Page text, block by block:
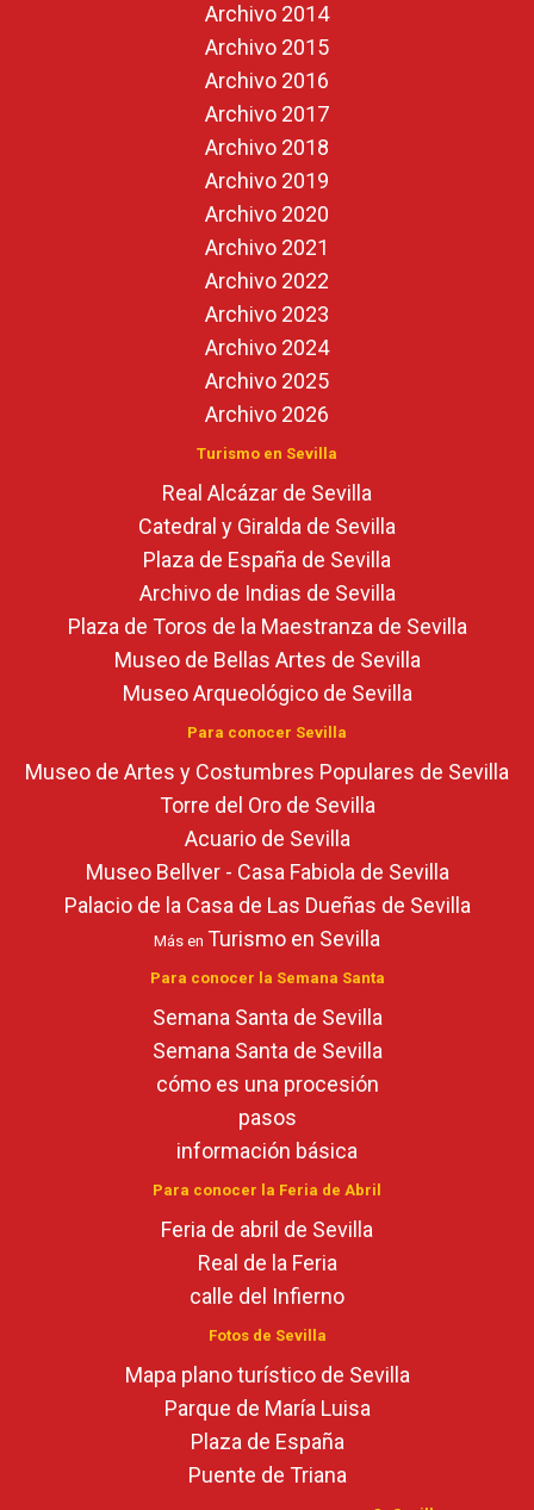
Archivo 2014
Archivo 2015
Archivo 2016
Archivo 2017
Archivo 2018
Archivo 2019
Archivo 2020
Archivo 2021
Archivo 2022
Archivo 2023
Archivo 2024
Archivo 2025
Archivo 2026
Turismo en Sevilla
Real Alcázar de Sevilla
Catedral y Giralda de Sevilla
Plaza de España de Sevilla
Archivo de Indias de Sevilla
Plaza de Toros de la Maestranza de Sevilla
Museo de Bellas Artes de Sevilla
Museo Arqueológico de Sevilla
Para conocer Sevilla
Museo de Artes y Costumbres Populares de Sevilla
Torre del Oro de Sevilla
Acuario de Sevilla
Museo Bellver - Casa Fabiola de Sevilla
Palacio de la Casa de Las Dueñas de Sevilla
Más en Turismo en Sevilla
Para conocer la Semana Santa
Semana Santa de Sevilla
Semana Santa de Sevilla
cómo es una procesión
pasos
información básica
Para conocer la Feria de Abril
Feria de abril de Sevilla
Real de la Feria
calle del Infierno
Fotos de Sevilla
Mapa plano turístico de Sevilla
Parque de María Luisa
Plaza de España
Puente de Triana